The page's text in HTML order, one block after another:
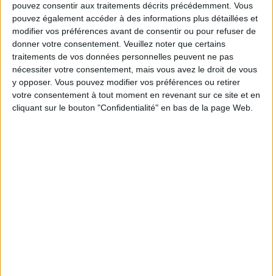
pouvez consentir aux traitements décrits précédemment. Vous
pouvez également accéder à des informations plus détaillées et
modifier vos préférences avant de consentir ou pour refuser de
donner votre consentement. Veuillez noter que certains
traitements de vos données personnelles peuvent ne pas
nécessiter votre consentement, mais vous avez le droit de vous
y opposer. Vous pouvez modifier vos préférences ou retirer
votre consentement à tout moment en revenant sur ce site et en
cliquant sur le bouton "Confidentialité" en bas de la page Web.
BOOKEZ À L’ŒIL UNE SUITE PRIVÉE AVEC UN.E PERSONAL SHOPPER AUX GALERIES
LAFAYETTE CHAMPS-ÉLYSÉES